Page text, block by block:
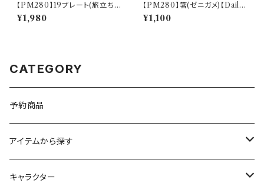
【PM280】19プレート(旅立ち)
【Daily Sketch】PM285-330
¥1,980
【PM280】箸(ゼニガメ)【Daily
Sketch】PM283-840
¥1,100
CATEGORY
予約商品
アイテムから探す
九谷焼
キャラクター